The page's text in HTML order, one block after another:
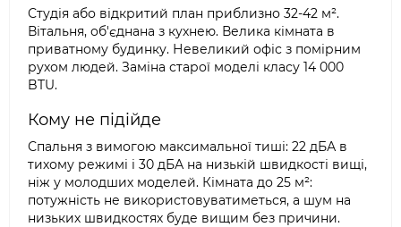
Студія або відкритий план приблизно 32-42 м².
Вітальня, об'єднана з кухнею. Велика кімната в
приватному будинку. Невеликий офіс з помірним
рухом людей. Заміна старої моделі класу 14 000
BTU.
Кому не підійде
Спальня з вимогою максимальної тиші: 22 дБА в
тихому режимі і 30 дБА на низькій швидкості вищі,
ніж у молодших моделей. Кімната до 25 м²:
потужність не використовуватиметься, а шум на
низьких швидкостях буде вищим без причини.